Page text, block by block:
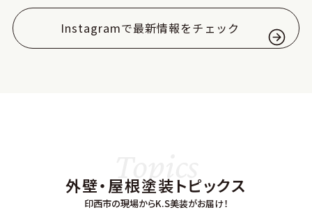
Instagramで最新情報をチェック
外壁・屋根塗装トピックス
印西市の現場からK.S美装がお届け！